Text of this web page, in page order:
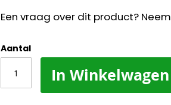
Een vraag over dit product? Neem
Aantal
In Winkelwagen